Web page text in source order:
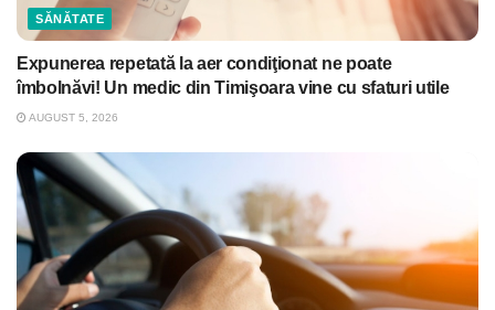
SĂNĂTATE
Expunerea repetată la aer condiţionat ne poate
îmbolnăvi! Un medic din Timişoara vine cu sfaturi utile
AUGUST 5, 2026